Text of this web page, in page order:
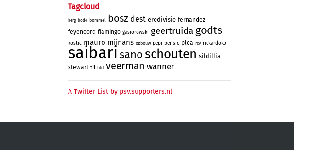
Tagcloud
berg bodo bommel bosz dest eredivisie fernandez
feyenoord flamingo gasiorowski geertruida godts
kostic mauro mijnans opbouw pepi perisic plea rcv rickardoko
saibari sanoschouten sildillia
stewart til titel veerman wanner
A Twitter List by psv.supporters.nl